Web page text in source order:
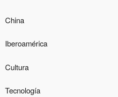
China
Iberoamérica
Cultura
Tecnología